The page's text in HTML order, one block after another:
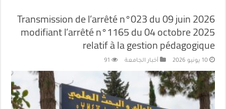
Transmission de l’arrêté n°023 du 09 juin 2026
modifiant l’arrêté n°1165 du 04 octobre 2025
relatif à la gestion pédagogique
10 يونيو 2026 أخبار الجامعة 91